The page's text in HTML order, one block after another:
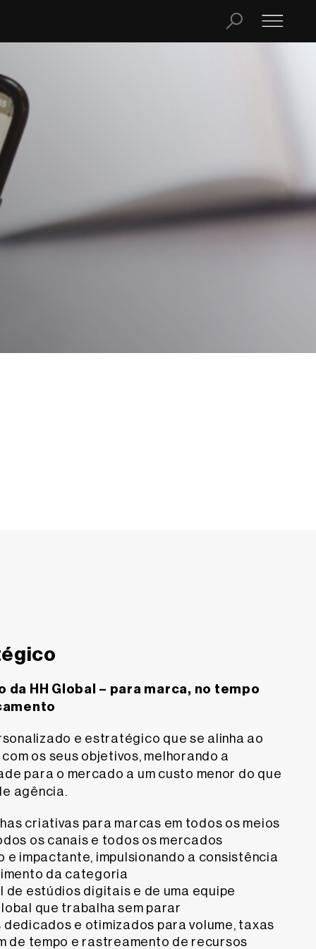
da HH Global – para marca, no tempo
e estratégico que se alinha ao
os seus objetivos, melhorando a
para o mercado a um custo menor do que
agência.
criativas para marcas em todos os meios
os canais e todos os mercados
e impactante, impulsionando a consistência
da categoria
de estúdios digitais e de uma equipe
que trabalha sem parar
dedicados e otimizados para volume, taxas
de tempo e rastreamento de recursos
Exibição de varejo:POS 3D e loja de
criação de novos conceitos de loja,
Produção de conteúdo
campanha, adaptação e
tradução e transcriação, adaptação
principais
pela web e adaptação de documentos
Digital: edição de vídeo, corte de vídeo e
transcriação de vídeo, versionamento de
Gestão de ativos: biblioteconomia de
gestão de metadados, controle e revisão
copyediting, pré-voo e gestão de pré-
Criatividade orientada por dados:
Global trabalham para envolver de forma
clientes-alvo dos nossos clientes com
personalizadas
Canais de comunicação otimizados:
ciência de dados podem usar a análise
determinar onde seus gastos de